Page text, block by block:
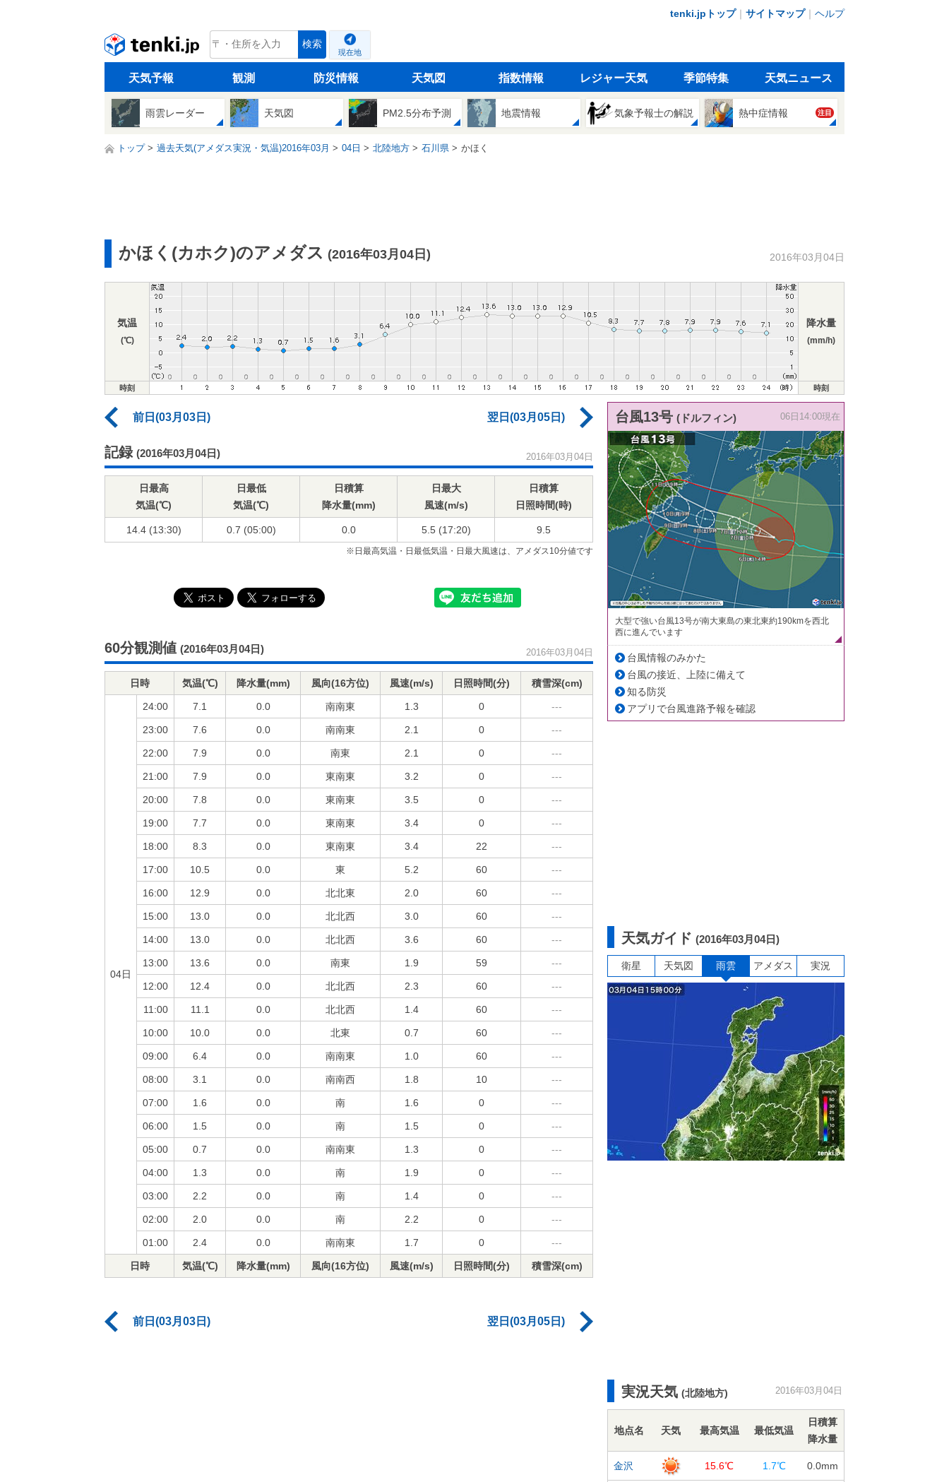
tenki.jpトップ｜ サイトマップ｜ ヘルプ
tenki.jp 検索
現在地
天気予報 観測 防災情報 天気図 指数情報 レジャー天気 季節特集 天気ニュース
雨雲レーダー 天気図 PM2.5分布予測 地震情報 気象予報士の解説 熱中症情報 注目
トップ 過去天気(アメダス実況・気温)2016年03月 04日 北陸地方 石川県 かほく
かほく(カホク)のアメダス (2016年03月04日) 2016年03月04日
気温
(℃)
降水量
(mm/h)
時刻 時刻
前日(03月03日) 翌日(03月05日)
記録 (2016年03月04日) 2016年03月04日
日最高
気温(℃)
日最低
気温(℃)
日積算
降水量(mm)
日最大
風速(m/s)
日積算
日照時間(時)
14.4 (13:30) 0.7 (05:00) 0.0 5.5 (17:20) 9.5
※日最高気温・日最低気温・日最大風速は、アメダス10分値です
60分観測値 (2016年03月04日) 2016年03月04日
日時 気温(℃) 降水量(mm) 風向(16方位) 風速(m/s) 日照時間(分) 積雪深(cm)
04日
24:00 7.1 0.0 南南東 1.3 0 ---
23:00 7.6 0.0 南南東 2.1 0 ---
22:00 7.9 0.0 南東 2.1 0 ---
21:00 7.9 0.0 東南東 3.2 0 ---
20:00 7.8 0.0 東南東 3.5 0 ---
19:00 7.7 0.0 東南東 3.4 0 ---
18:00 8.3 0.0 東南東 3.4 22 ---
17:00 10.5 0.0 東 5.2 60 ---
16:00 12.9 0.0 北北東 2.0 60 ---
15:00 13.0 0.0 北北西 3.0 60 ---
14:00 13.0 0.0 北北西 3.6 60 ---
13:00 13.6 0.0 南東 1.9 59 ---
12:00 12.4 0.0 北北西 2.3 60 ---
11:00 11.1 0.0 北北西 1.4 60 ---
10:00 10.0 0.0 北東 0.7 60 ---
09:00 6.4 0.0 南南東 1.0 60 ---
08:00 3.1 0.0 南南西 1.8 10 ---
07:00 1.6 0.0 南 1.6 0 ---
06:00 1.5 0.0 南 1.5 0 ---
05:00 0.7 0.0 南南東 1.3 0 ---
04:00 1.3 0.0 南 1.9 0 ---
03:00 2.2 0.0 南 1.4 0 ---
02:00 2.0 0.0 南 2.2 0 ---
01:00 2.4 0.0 南南東 1.7 0 ---
日時 気温(℃) 降水量(mm) 風向(16方位) 風速(m/s) 日照時間(分) 積雪深(cm)
前日(03月03日) 翌日(03月05日)
台風13号 (ドルフィン) 06日14:00現在
大型で強い台風13号が南大東島の東北東約190kmを西北
西に進んでいます
台風情報のみかた
台風の接近、上陸に備えて
知る防災
アプリで台風進路予報を確認
天気ガイド (2016年03月04日)
衛星 天気図 雨雲 アメダス 実況
実況天気 (北陸地方) 2016年03月04日
地点名 天気 最高気温 最低気温
日積算
降水量
金沢 15.6℃ 1.7℃ 0.0mm